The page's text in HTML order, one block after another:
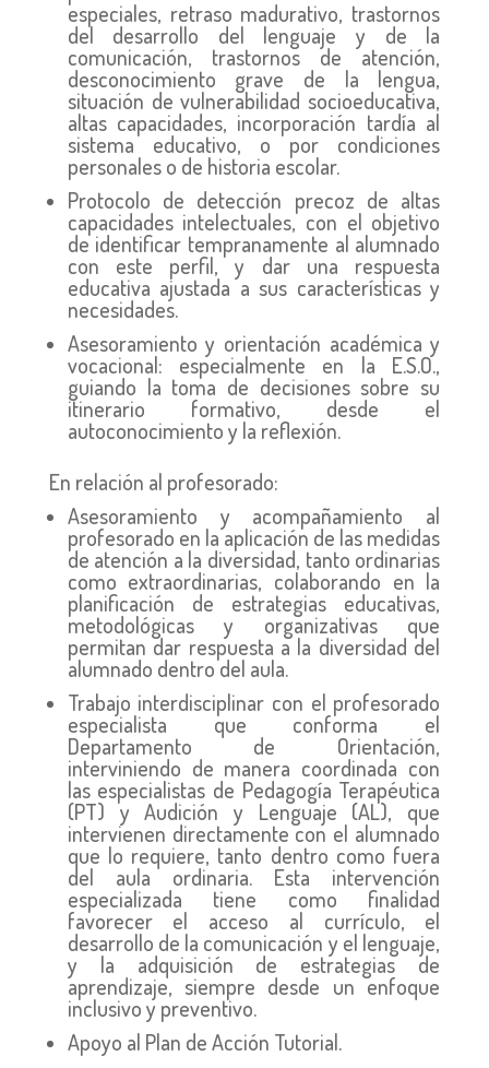
especiales, retraso madurativo, trastornos
del desarrollo del lenguaje y de la
comunicación, trastornos de atención,
desconocimiento grave de la lengua,
situación de vulnerabilidad socioeducativa,
altas capacidades, incorporación tardía al
sistema educativo, o por condiciones
personales o de historia escolar.
Protocolo de detección precoz de altas
capacidades intelectuales, con el objetivo
de identificar tempranamente al alumnado
con este perfil, y dar una respuesta
educativa ajustada a sus características y
necesidades.
Asesoramiento y orientación académica y
vocacional: especialmente en la E.S.O.,
guiando la toma de decisiones sobre su
itinerario formativo, desde el
autoconocimiento y la reflexión.
En relación al profesorado:
Asesoramiento y acompañamiento al
profesorado en la aplicación de las medidas
de atención a la diversidad, tanto ordinarias
como extraordinarias, colaborando en la
planificación de estrategias educativas,
metodológicas y organizativas que
permitan dar respuesta a la diversidad del
alumnado dentro del aula.
Trabajo interdisciplinar con el profesorado
especialista que conforma el
Departamento de Orientación,
interviniendo de manera coordinada con
las especialistas de Pedagogía Terapéutica
(PT) y Audición y Lenguaje (AL), que
intervienen directamente con el alumnado
que lo requiere, tanto dentro como fuera
del aula ordinaria. Esta intervención
especializada tiene como finalidad
favorecer el acceso al currículo, el
desarrollo de la comunicación y el lenguaje,
y la adquisición de estrategias de
aprendizaje, siempre desde un enfoque
inclusivo y preventivo.
Apoyo al Plan de Acción Tutorial.